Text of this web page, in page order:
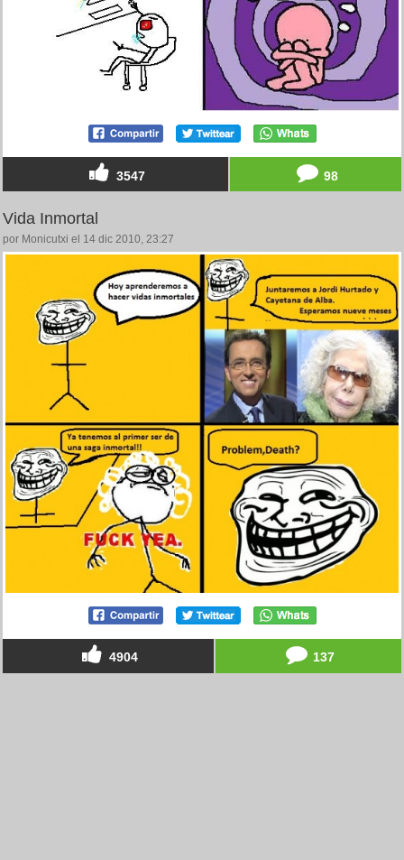
3547 98
Vida Inmortal
por Monicutxi el 14 dic 2010, 23:27
4904 137